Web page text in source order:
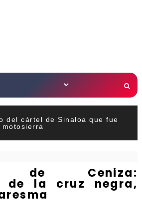
del cártel de Sinaloa que fue
de Ceniza:
de la cruz negra,